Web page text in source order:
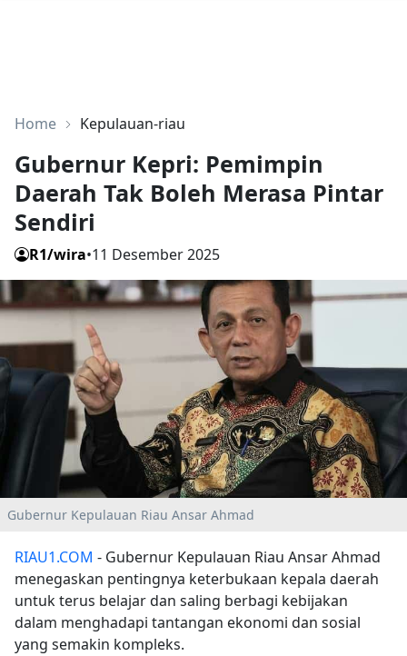
Home Kepulauan-riau
Gubernur Kepri: Pemimpin
Daerah Tak Boleh Merasa Pintar
Sendiri
R1/wira•11 Desember 2025
Gubernur Kepulauan Riau Ansar Ahmad
RIAU1.COM - Gubernur Kepulauan Riau Ansar Ahmad
menegaskan pentingnya keterbukaan kepala daerah
untuk terus belajar dan saling berbagi kebijakan
dalam menghadapi tantangan ekonomi dan sosial
yang semakin kompleks.